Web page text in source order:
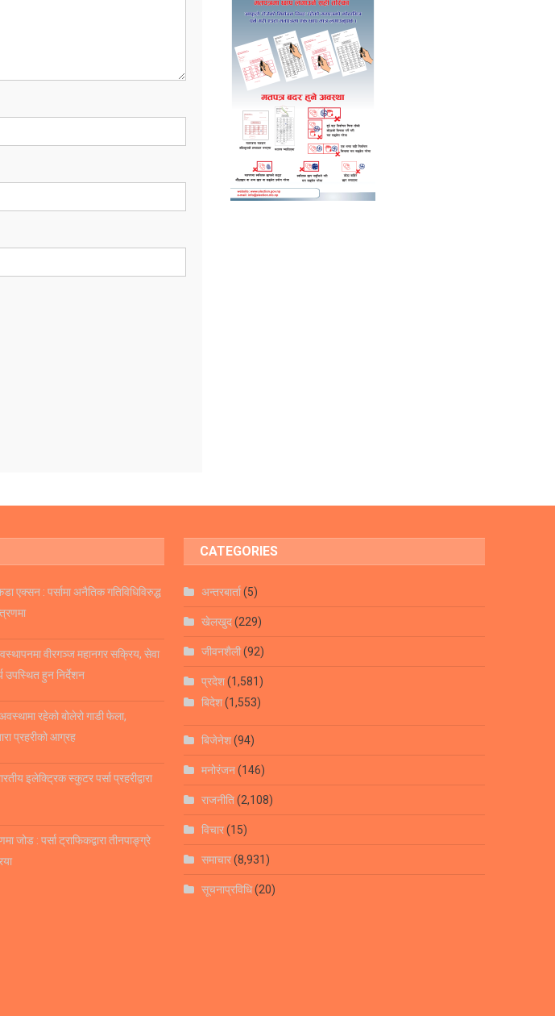
एक्सन : पर्सामा अनैतिक गतिविधिविरुद्ध
वीरगञ्ज महानगर सक्रिय, सेवा
उपस्थित हुन निर्देशन
रहेको बोलेरो गाडी फेला,
प्रहरीको आग्रह
इलेक्ट्रिक स्कुटर पर्सा प्रहरीद्वारा
जोड : पर्सा ट्राफिकद्वारा तीनपाङ्ग्रे
CATEGORIES
अन्तरबार्ता(5)
खेलखुद(229)
जीवनशैली(92)
प्रदेश(1,581)
बिदेश(1,553)
बिजेनेश(94)
मनोरंजन(146)
राजनीति(2,108)
विचार(15)
समाचार(8,931)
सूचनाप्रविधि(20)